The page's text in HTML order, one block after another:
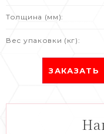
Толщина (мм):
Вес упаковки (кг):
ЗАКАЗАТЬ